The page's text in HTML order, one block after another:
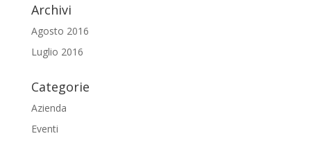
Archivi
Agosto 2016
Luglio 2016
Categorie
Azienda
Eventi